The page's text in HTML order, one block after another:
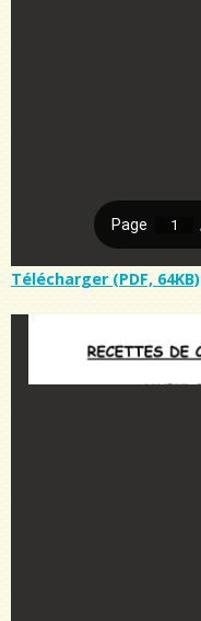
Télécharger (PDF, 64KB)